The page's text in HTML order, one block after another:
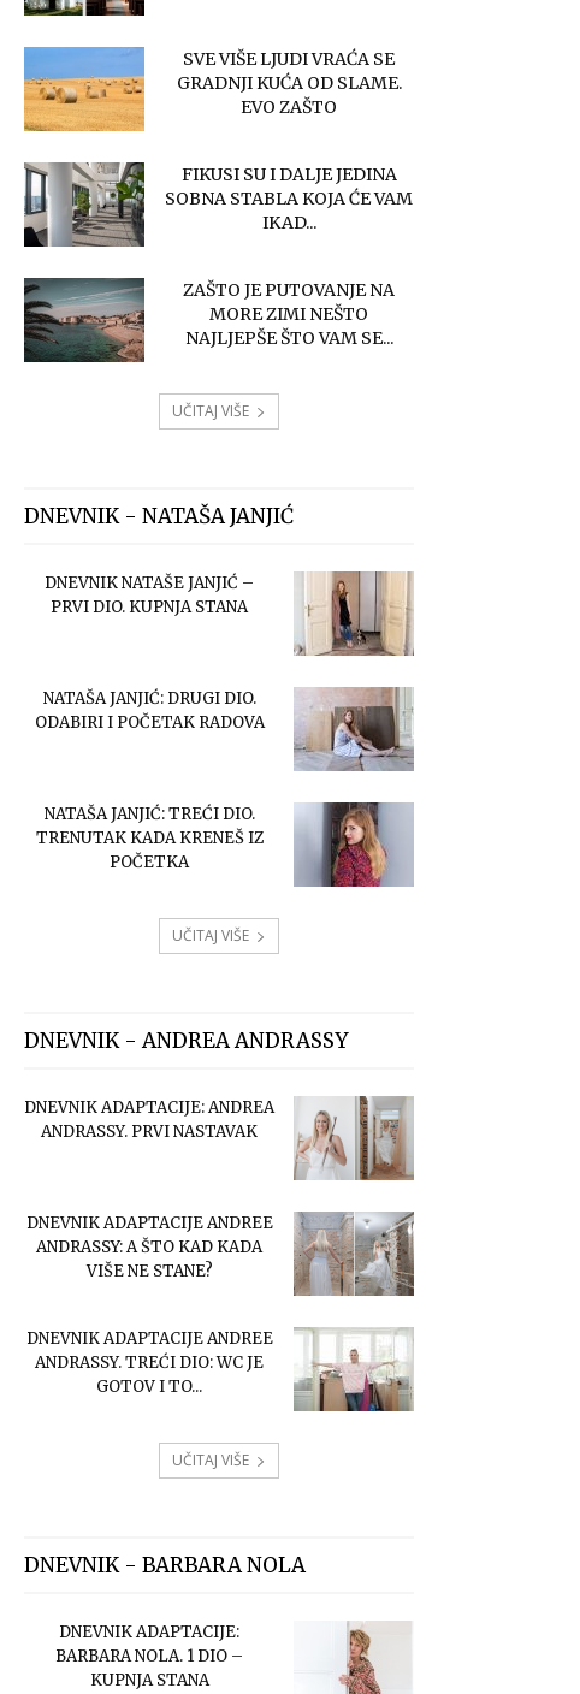
SVE VIŠE LJUDI VRAĆA SE
GRADNJI KUĆA OD SLAME.
EVO ZAŠTO
FIKUSI SU I DALJE JEDINA
SOBNA STABLA KOJA ĆE VAM
IKAD...
ZAŠTO JE PUTOVANJE NA
MORE ZIMI NEŠTO
NAJLJEPŠE ŠTO VAM SE...
UČITAJ VIŠE
DNEVNIK - NATAŠA JANJIĆ
DNEVNIK NATAŠE JANJIĆ –
PRVI DIO. KUPNJA STANA
NATAŠA JANJIĆ: DRUGI DIO.
ODABIRI I POČETAK RADOVA
NATAŠA JANJIĆ: TREĆI DIO.
TRENUTAK KADA KRENEŠ IZ
POČETKA
UČITAJ VIŠE
DNEVNIK - ANDREA ANDRASSY
DNEVNIK ADAPTACIJE: ANDREA
ANDRASSY. PRVI NASTAVAK
DNEVNIK ADAPTACIJE ANDREE
ANDRASSY: A ŠTO KAD KADA
VIŠE NE STANE?
DNEVNIK ADAPTACIJE ANDREE
ANDRASSY. TREĆI DIO: WC JE
GOTOV I TO...
UČITAJ VIŠE
DNEVNIK - BARBARA NOLA
DNEVNIK ADAPTACIJE:
BARBARA NOLA. 1 DIO –
KUPNJA STANA